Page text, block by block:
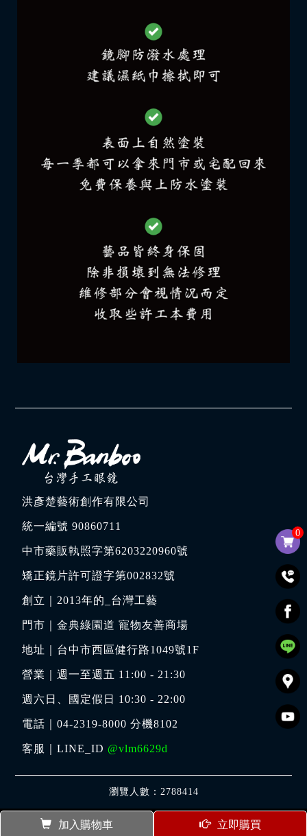
0
加入購物車 立即購買
洪彥楚藝術創作有限公司
統一編號 90860711
中市藥販執照字第6203220960號
矯正鏡片許可證字第002832號
創立｜2013年的_台灣工藝
門市｜金典綠園道 寵物友善商場
地址｜ 台中市西區健行路1049號1F
營業｜週一至週五 11:00 - 21:30
週六日、國定假日 10:30 - 22:00
電話｜04-2319-8000 分機8102
客服｜LINE_ID @vlm6629d
瀏覽人數：2788414